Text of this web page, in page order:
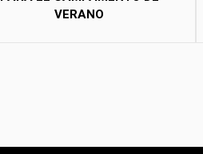
VERANO